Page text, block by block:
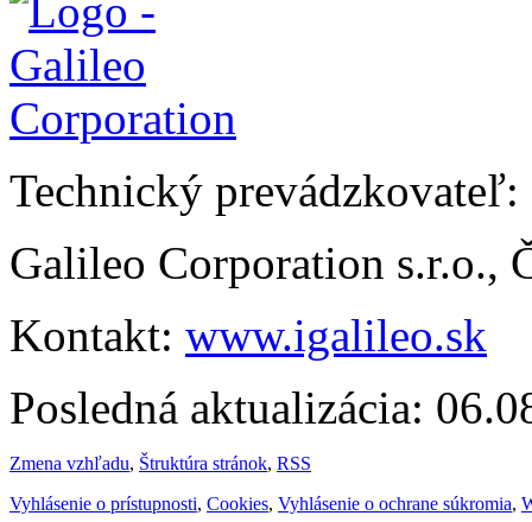
Technický prevádzkovateľ:
Galileo Corporation s.r.o.,
Kontakt: www.igalileo.sk
Posledná aktualizácia:
Zmena vzhľadu, Štruktúra stránok, RSS
Vyhlásenie o prístupnosti, Cookies, Vyhlásenie o ochrane súkromia,